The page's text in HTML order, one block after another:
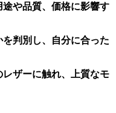
や品質、価格に影響す
判別し、自分に合った
ザーに触れ、上質なモ